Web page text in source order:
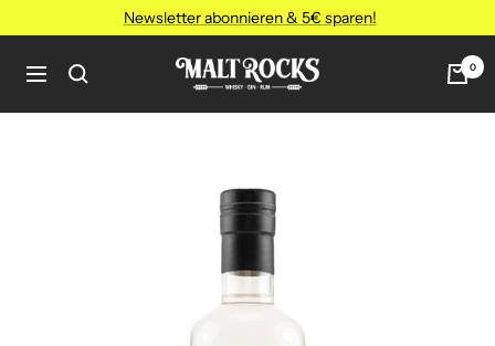
zum
Inhalt
Newsletter abonnieren & 5€ sparen!
Navigation
MALT
ROCKS
0